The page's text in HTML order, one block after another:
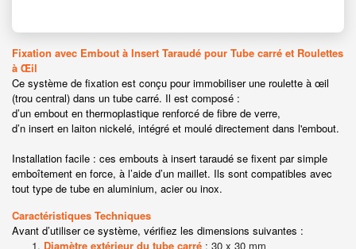
Fixation avec Embout à Insert Taraudé pour Tube carré et Roulettes
à Œil
Ce système de fixation est conçu pour immobiliser une roulette à œil
(trou central) dans un tube carré. Il est composé :
d’un embout en thermoplastique renforcé de fibre de verre,
d’n insert en laiton nickelé, intégré et moulé directement dans l'embout.
Installation facile : ces embouts à insert taraudé se fixent par simple
emboîtement en force, à l’aide d’un maillet. Ils sont compatibles avec
tout type de tube en aluminium, acier ou inox.
Caractéristiques Techniques
Avant d’utiliser ce système, vérifiez les dimensions suivantes :
Diamètre extérieur du tube carré : 30 x 30 mm